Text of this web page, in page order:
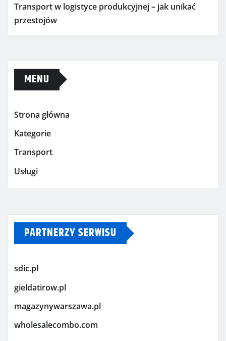
Transport w logistyce produkcyjnej – jak unikać
przestojów
MENU
Strona główna
Kategorie
Transport
Usługi
PARTNERZY SERWISU
sdic.pl
gieldatirow.pl
magazynywarszawa.pl
wholesalecombo.com